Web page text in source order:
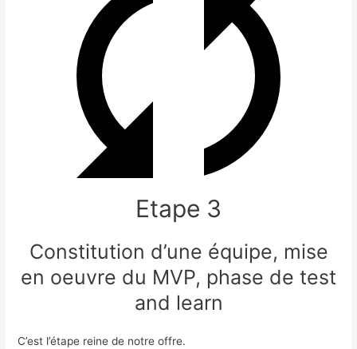
Etape 3
Constitution d’une équipe, mise
en oeuvre du MVP, phase de test
and learn
C’est l’étape reine de notre offre.